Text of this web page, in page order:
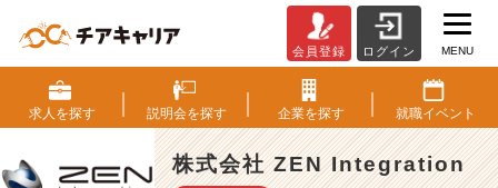
ミ
ュ
力
が
高
会員登録 ログイン MENU
求人を探す 説明会を探す 企業を探す 就職イベント
株式会社 ZEN Integration